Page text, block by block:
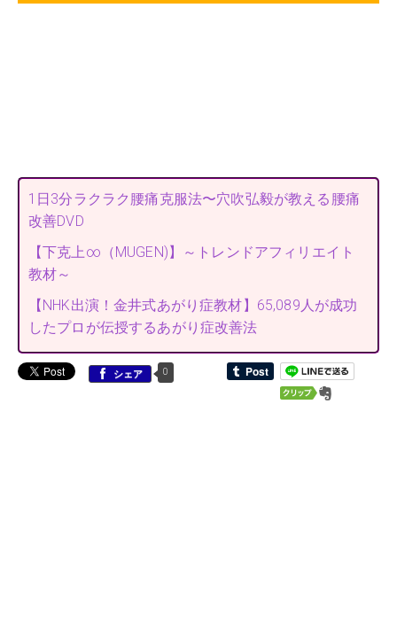
1日3分ラクラク腰痛克服法〜穴吹弘毅が教える腰痛
改善DVD
【下克上∞（MUGEN)】～トレンドアフィリエイト
教材～
【NHK出演！金井式あがり症教材】65,089人が成功
したプロが伝授するあがり症改善法
シェア 0